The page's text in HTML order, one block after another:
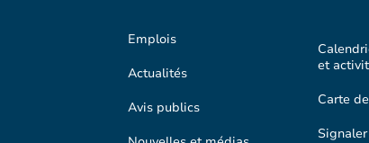
Emplois
Actualités
Avis publics
et
Carte